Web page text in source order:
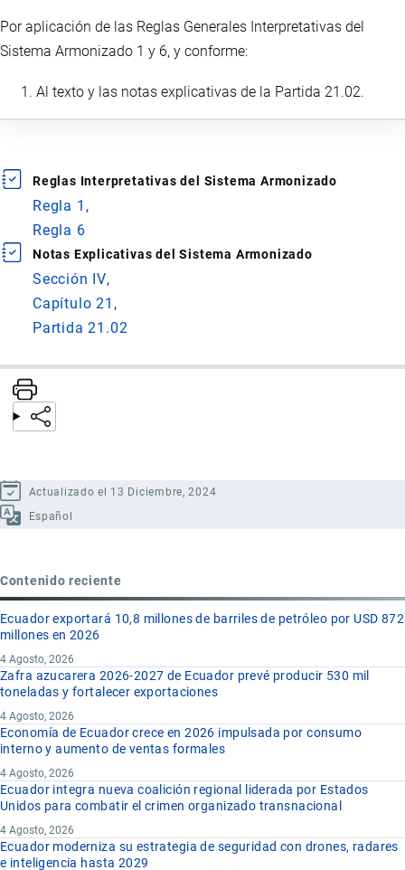
Por aplicación de las Reglas Generales Interpretativas del
Sistema Armonizado 1 y 6, y conforme:
Al texto y las notas explicativas de la Partida 21.02.
Reglas Interpretativas del Sistema Armonizado
Regla 1
Regla 6
Notas Explicativas del Sistema Armonizado
Sección IV
Capítulo 21
Partida 21.02
Actualizado el 13 Diciembre, 2024
Español
Contenido reciente
Ecuador exportará 10,8 millones de barriles de petróleo por USD 872
millones en 2026
4 Agosto, 2026
Zafra azucarera 2026-2027 de Ecuador prevé producir 530 mil
toneladas y fortalecer exportaciones
4 Agosto, 2026
Economía de Ecuador crece en 2026 impulsada por consumo
interno y aumento de ventas formales
4 Agosto, 2026
Ecuador integra nueva coalición regional liderada por Estados
Unidos para combatir el crimen organizado transnacional
4 Agosto, 2026
Ecuador moderniza su estrategia de seguridad con drones, radares
e inteligencia hasta 2029